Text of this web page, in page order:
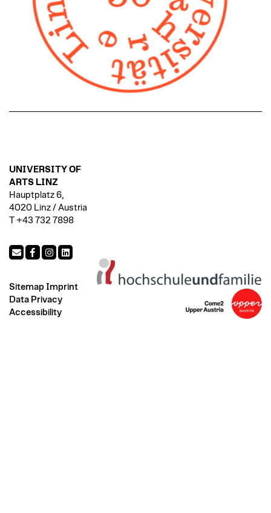
UNIVERSITY OF
ARTS LINZ
Hauptplatz 6,
4020 Linz / Austria
T +43 732 7898
Sitemap Imprint
Data Privacy
Accessibility